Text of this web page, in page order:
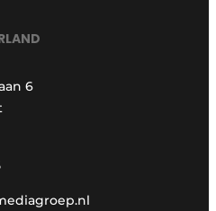
6